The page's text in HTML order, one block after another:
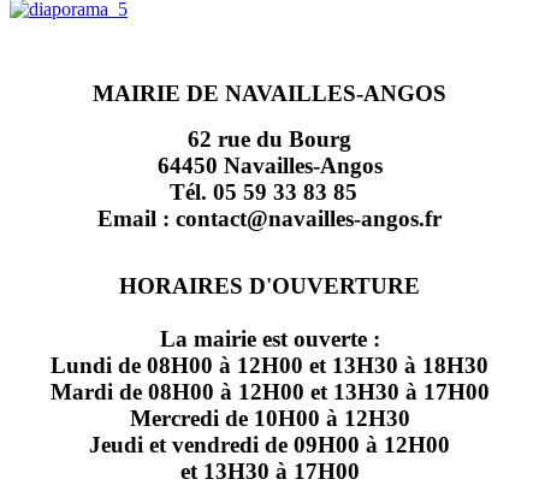
MAIRIE DE NAVAILLES-ANGOS
62 rue du Bourg
64450 Navailles-Angos
Tél. 05 59 33 83 85
Email : contact@navailles-angos.fr
HORAIRES D'OUVERTURE
La mairie est ouverte :
Lundi de 08H00 à 12H00 et 13H30 à 18H30
Mardi de 08H00 à 12H00 et 13H30 à 17H00
Mercredi de 10H00 à 12H30
Jeudi et vendredi de 09H00 à 12H00
et 13H30 à 17H00